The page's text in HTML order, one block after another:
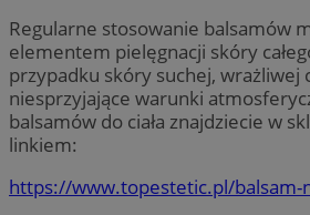
Regularne stosowanie balsamów
elementem pielęgnacji skóry
przypadku skóry suchej, wrażliwej
niesprzyjające warunki
balsamów do ciała znajdziecie w
linkiem:
https://www.topestetic.pl/balsam-